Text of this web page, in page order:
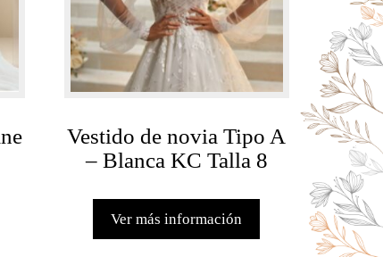
Vestido de novia Tipo A
– Blanca KC Talla 8
Ver más información